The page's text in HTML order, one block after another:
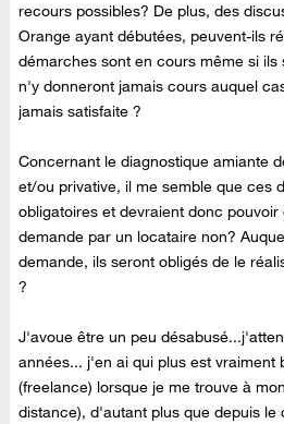
recours possibles? De plus, des
Orange ayant débutées, peuvent-ils
démarches sont en cours même si
n'y donneront jamais cours auquel
jamais satisfaite ?
Concernant le diagnostique amiante
et/ou privative, il me semble que ces
obligatoires et devraient donc
demande par un locataire non?
demande, ils seront obligés de le
?
J'avoue être un peu
années... j'en ai qui plus est vraiment
(freelance) lorsque je me trouve à
distance), d'autant plus que depuis le